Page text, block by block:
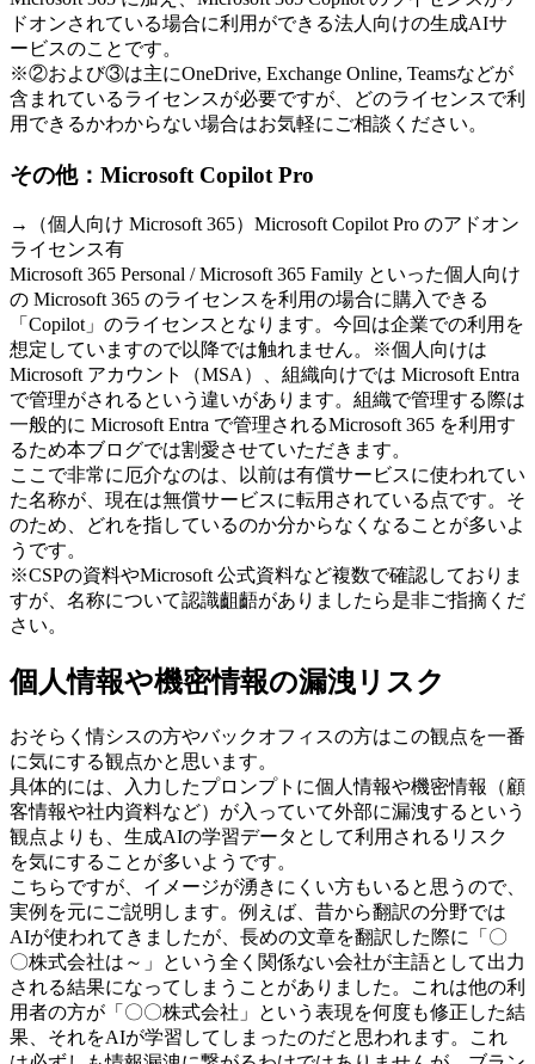
ドオンされている場合に利用ができる法人向けの生成AIサ
ービスのことです。
※②および③は主にOneDrive, Exchange Online, Teamsなどが
含まれているライセンスが必要ですが、どのライセンスで利
用できるかわからない場合はお気軽にご相談ください。
その他：Microsoft Copilot Pro
→（個人向け Microsoft 365）Microsoft Copilot Pro のアドオン
ライセンス有
Microsoft 365 Personal / Microsoft 365 Family といった個人向け
の Microsoft 365 のライセンスを利用の場合に購入できる
「Copilot」のライセンスとなります。今回は企業での利用を
想定していますので以降では触れません。※個人向けは
Microsoft アカウント（MSA）、組織向けでは Microsoft Entra
で管理がされるという違いがあります。組織で管理する際は
一般的に Microsoft Entra で管理されるMicrosoft 365 を利用す
るため本ブログでは割愛させていただきます。
ここで非常に厄介なのは、以前は有償サービスに使われてい
た名称が、現在は無償サービスに転用されている点です。そ
のため、どれを指しているのか分からなくなることが多いよ
うです。
※CSPの資料やMicrosoft 公式資料など複数で確認しておりま
すが、名称について認識齟齬がありましたら是非ご指摘くだ
さい。
個人情報や機密情報の漏洩リスク
おそらく情シスの方やバックオフィスの方はこの観点を一番
に気にする観点かと思います。
具体的には、入力したプロンプトに個人情報や機密情報（顧
客情報や社内資料など）が入っていて外部に漏洩するという
観点よりも、生成AIの学習データとして利用されるリスク
を気にすることが多いようです。
こちらですが、イメージが湧きにくい方もいると思うので、
実例を元にご説明します。例えば、昔から翻訳の分野では
AIが使われてきましたが、長めの文章を翻訳した際に「〇
〇株式会社は～」という全く関係ない会社が主語として出力
される結果になってしまうことがありました。これは他の利
用者の方が「〇〇株式会社」という表現を何度も修正した結
果、それをAIが学習してしまったのだと思われます。これ